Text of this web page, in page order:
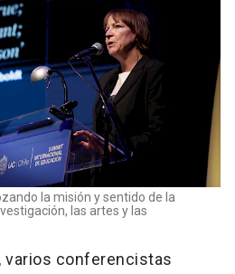
la misión y sentido de la
las artes y las
varios conferencistas